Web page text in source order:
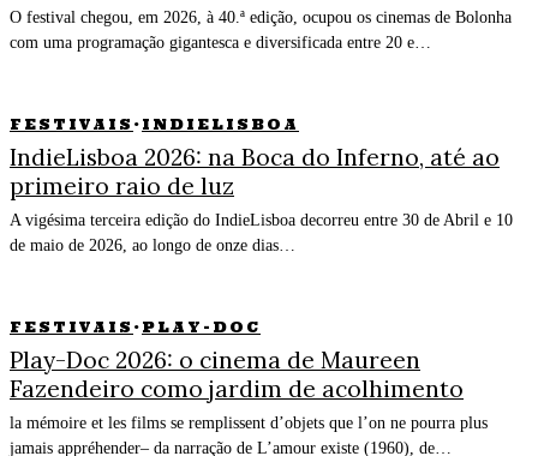
O festival chegou, em 2026, à 40.ª edição, ocupou os cinemas de Bolonha
com uma programação gigantesca e diversificada entre 20 e…
FESTIVAIS · INDIELISBOA
IndieLisboa 2026: na Boca do Inferno, até ao
primeiro raio de luz
A vigésima terceira edição do IndieLisboa decorreu entre 30 de Abril e 10
de maio de 2026, ao longo de onze dias…
FESTIVAIS · PLAY-DOC
Play-Doc 2026: o cinema de Maureen
Fazendeiro como jardim de acolhimento
la mémoire et les films se remplissent d’objets que l’on ne pourra plus
jamais appréhender– da narração de L’amour existe (1960), de…